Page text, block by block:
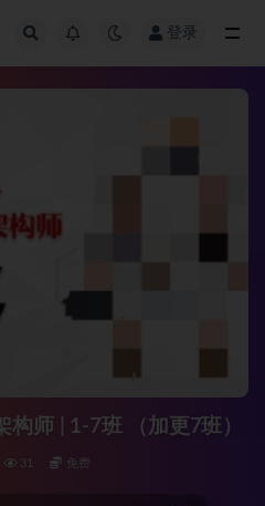
登录
构师 | 1-7班 （加更7班）
31 免费